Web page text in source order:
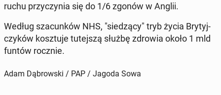
ruchu przy­czy­nia się do 1/6 zgonów w Anglii.
Według sza­cun­ków NHS, "sie­dzą­cy" tryb życia Bry­tyj­
czy­ków kosz­tu­je tu­tej­szą służbę zdrowia około 1 mld
funtów rocznie.
Adam Dąbrowski / PAP / Jagoda Sowa